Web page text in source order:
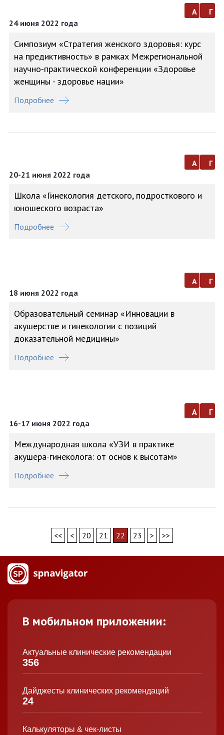
24 июня 2022 года
а г
Симпозиум «Стратегия женского здоровья: курс
на предиктивность» в рамках Межрегиональной
научно-практической конференции «Здоровье
женщины - здоровье нации»
Подробнее
20-21 июня 2022 года
а г
Школа «Гинекология детского, подросткового и
юношеского возраста»
Подробнее
18 июня 2022 года
а г
Образовательный семинар «Инновации в
акушерстве и гинекологии с позиций
доказательной медицины»
Подробнее
16-17 июня 2022 года
а г
Международная школа «УЗИ в практике
акушера-гинеколога: от основ к высотам»
Подробнее
<< < 20 21 22 23 > >>
В мобильном приложении:
Актуальные клинические рекомендации
356
Дайджесты клинических рекомендаций
24
Калькуляторы & чек-листы